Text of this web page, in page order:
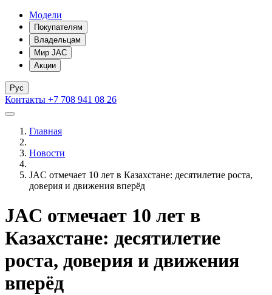
Модели
Покупателям
Владельцам
Мир JAC
Акции
Рус
Контакты +7 708 941 08 26
Главная
Новости
JAC отмечает 10 лет в Казахстане: десятилетие роста,
доверия и движения вперёд
JAC отмечает 10 лет в
Казахстане: десятилетие
роста, доверия и движения
вперёд